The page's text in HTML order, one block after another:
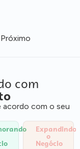
Próximo
com
acordo com o seu
Expandindo
o
Negócio